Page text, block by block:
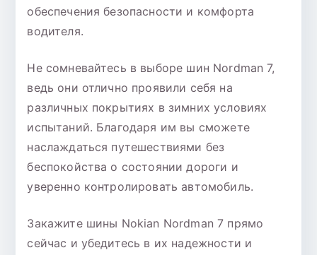
обеспечения безопасности и комфорта
водителя.
Не сомневайтесь в выборе шин Nordman 7,
ведь они отлично проявили себя на
различных покрытиях в зимних условиях
испытаний. Благодаря им вы сможете
наслаждаться путешествиями без
беспокойства о состоянии дороги и
уверенно контролировать автомобиль.
Закажите шины Nokian Nordman 7 прямо
сейчас и убедитесь в их надежности и